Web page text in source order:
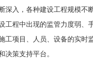
深入，各种建设工程规模
工程中出现的监管力度弱、
工项目、人员、设备的实
决策支持平台。